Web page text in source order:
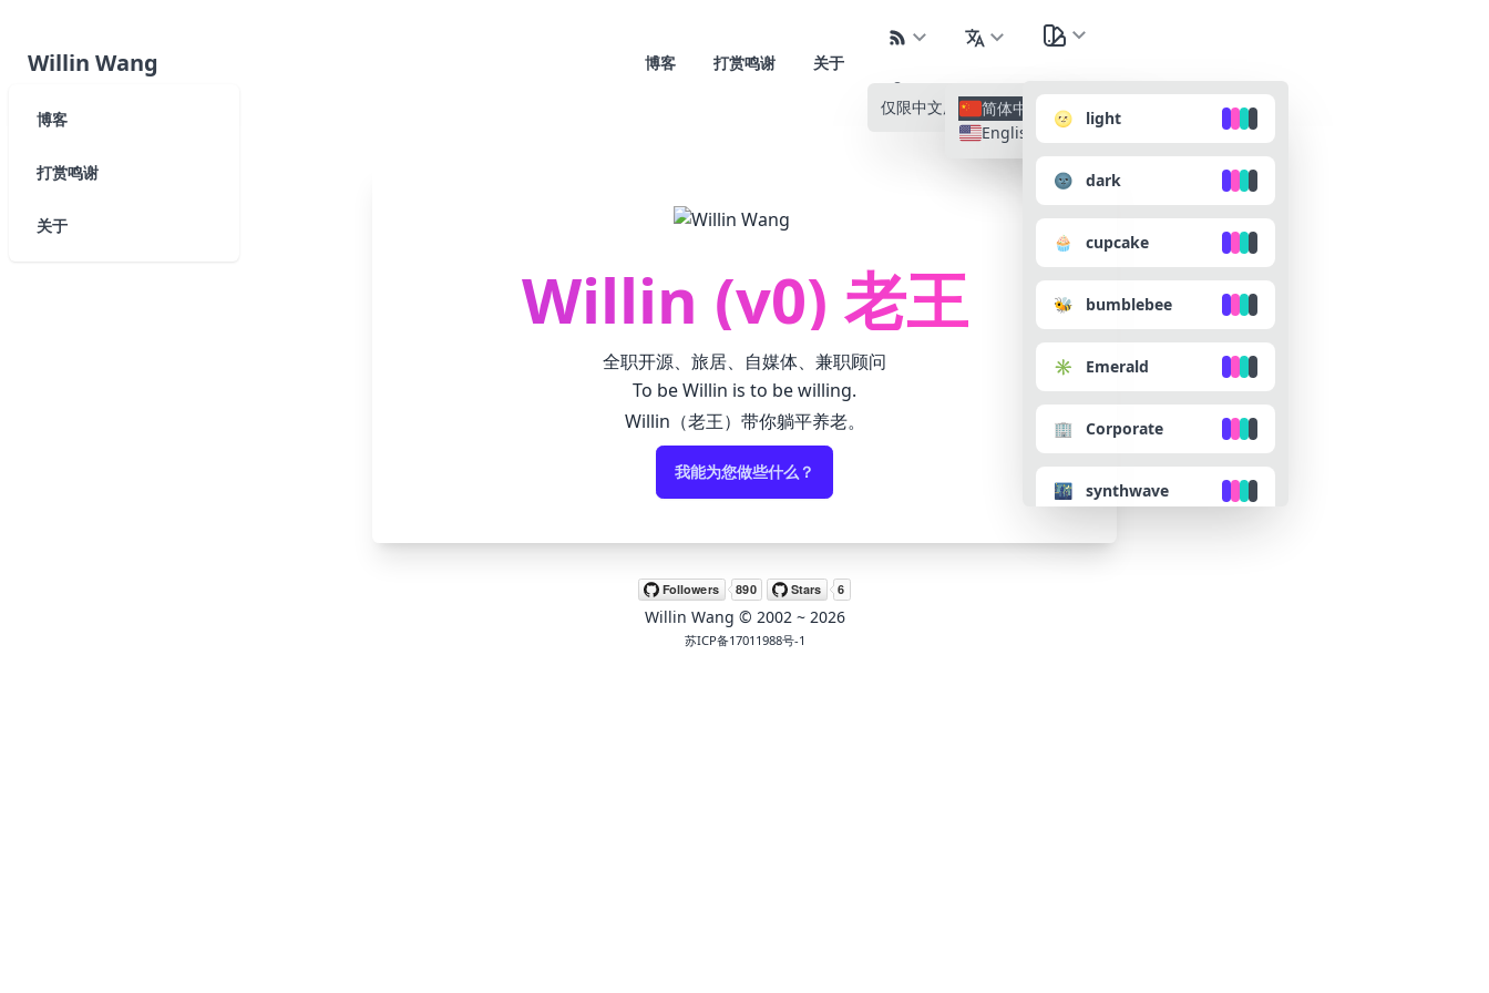
博客
打赏鸣谢
关于
Willin Wang 博客 打赏鸣谢 关于
仅限中文所有语种简体中文
English
🌝 light
🌚 dark
🧁 cupcake
🐝 bumblebee
✳️ Emerald
🏢 Corporate
🌃 synthwave
👴 retro
Willin (v0) 老王
全职开源、旅居、自媒体、兼职顾问
To be Willin is to be willing.
Willin（老王）带你躺平养老。
我能为您做些什么？
Willin Wang © 2002 ~ 2026
苏ICP备17011988号-1